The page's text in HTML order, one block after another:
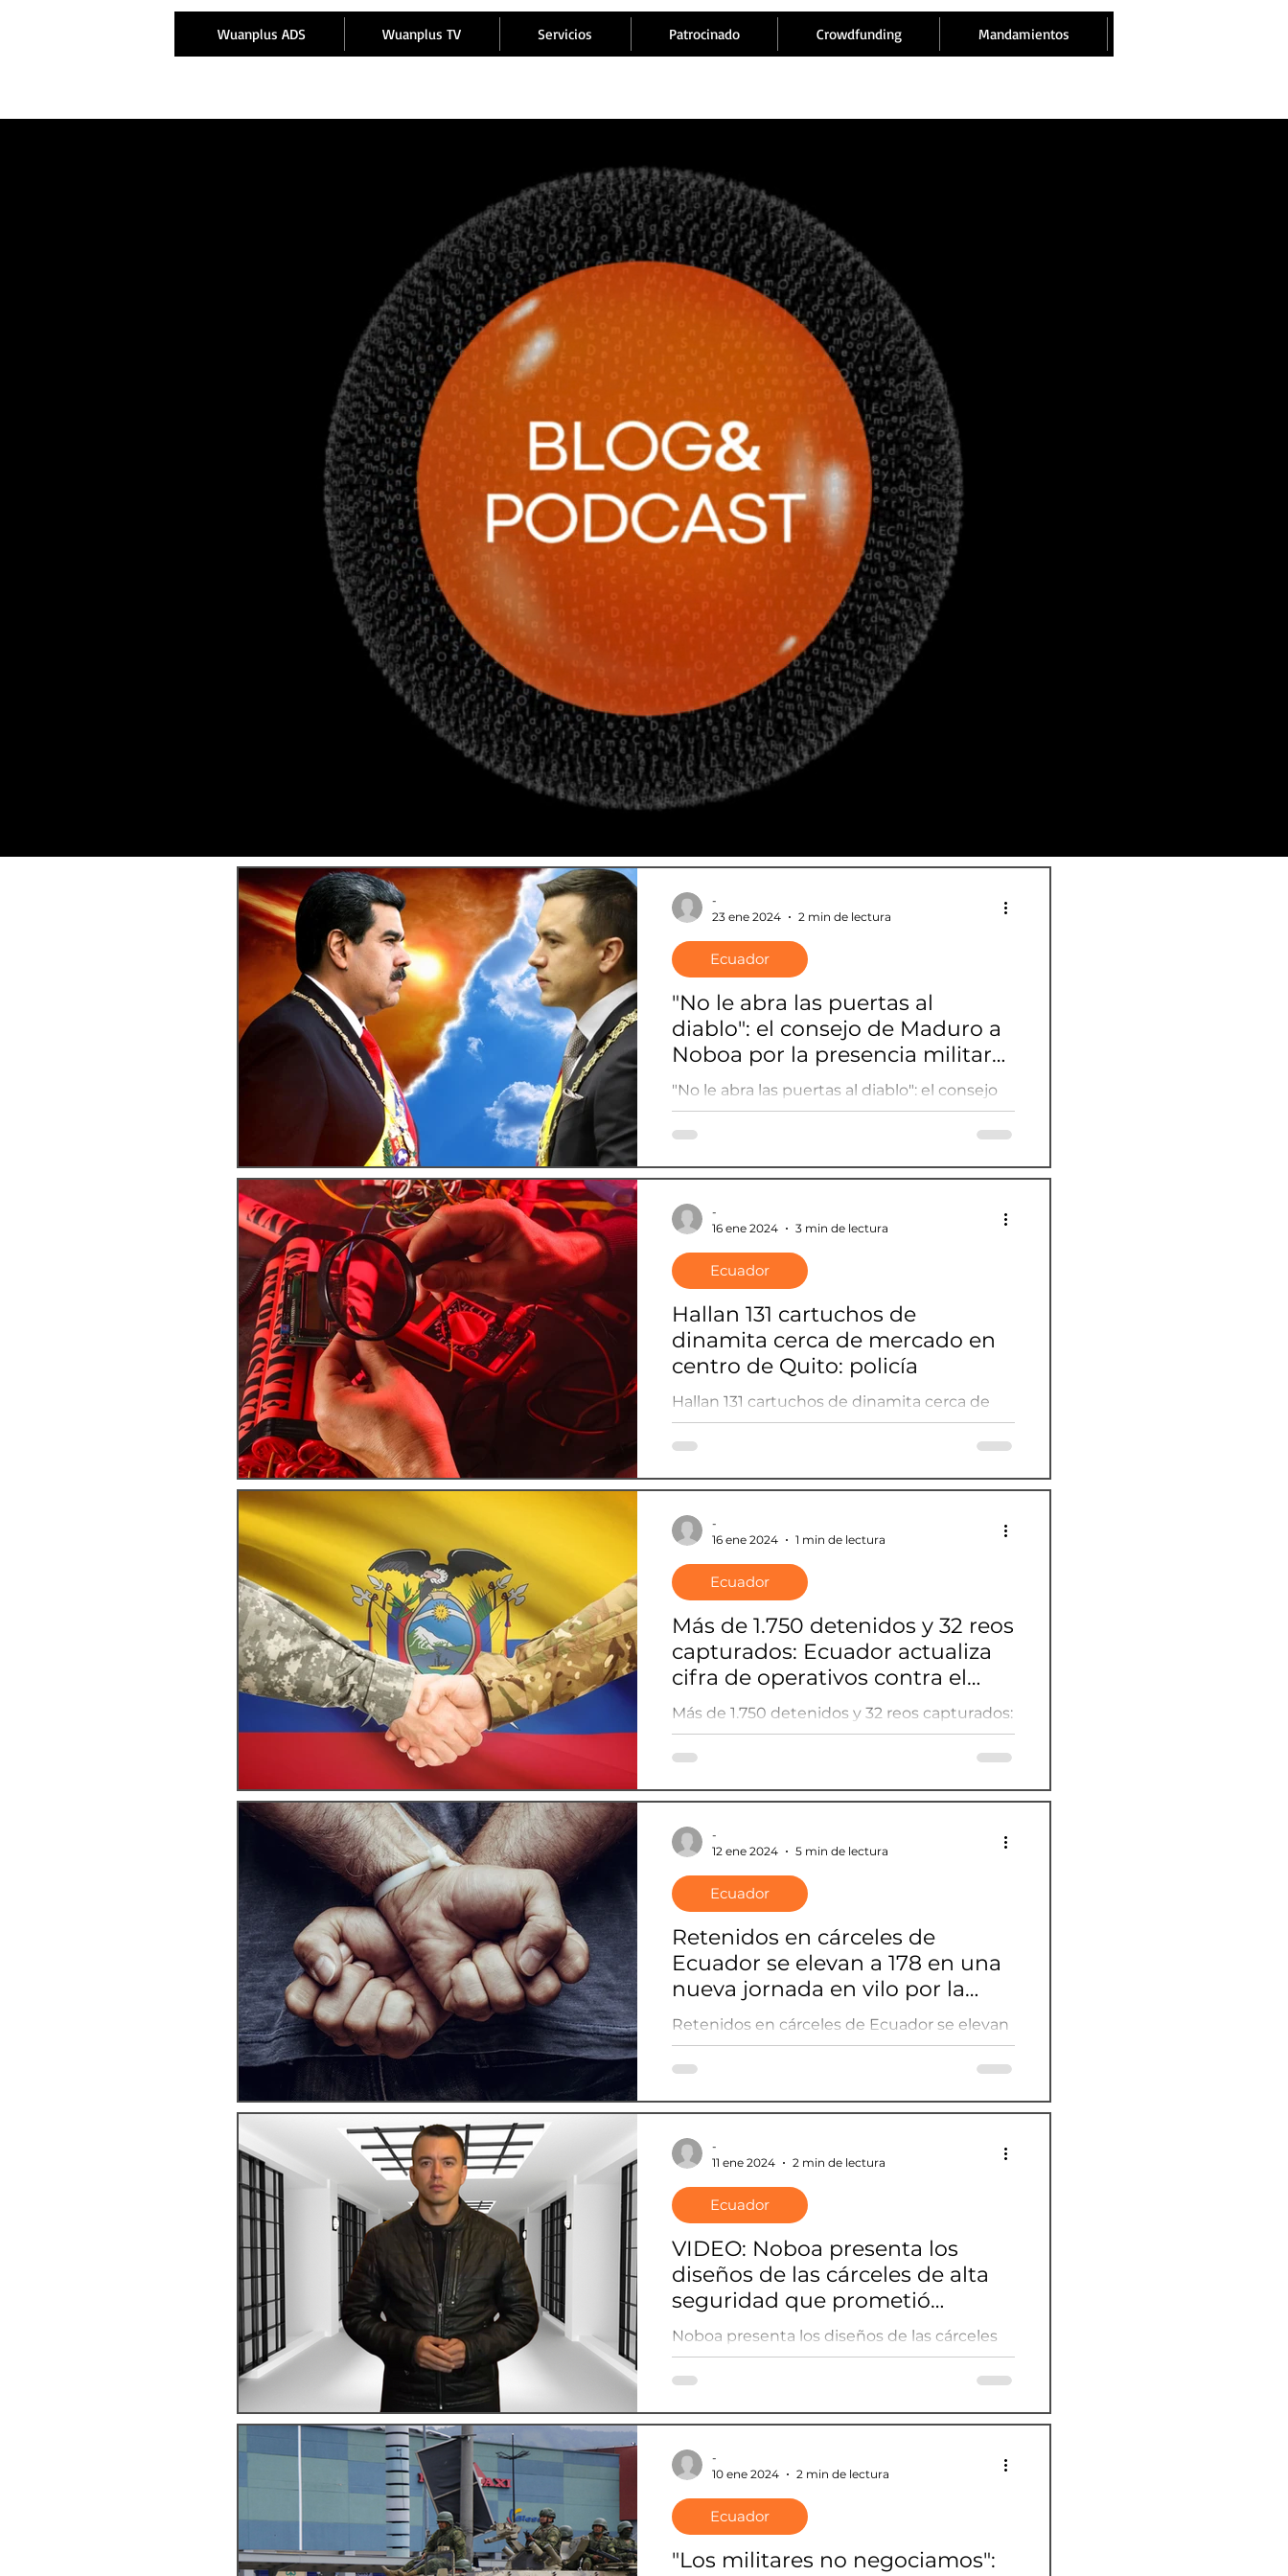
Wuanplus ADS Wuanplus TV Servicios Patrocinado Crowdfunding Mandamientos
"No le abra las puertas al
diablo": el consejo de Maduro a
Noboa por la presencia militar
de EE.UU. en Ecuador
"No le abra las puertas al diablo": el consejo
de Maduro a Noboa por la presencia militar
de EE.UU. en Ecuador.
Ecuador
-
23 ene 2024
2 min de lectura
Hallan 131 cartuchos de
dinamita cerca de mercado en
centro de Quito: policía
Hallan 131 cartuchos de dinamita cerca de
mercado en centro de Quito: policía
Ecuador
-
16 ene 2024
3 min de lectura
Más de 1.750 detenidos y 32 reos
capturados: Ecuador actualiza
cifra de operativos contra el
crimen
Más de 1.750 detenidos y 32 reos capturados:
Ecuador actualiza cifra de operativos contra
el crimen
Ecuador
-
16 ene 2024
1 min de lectura
Retenidos en cárceles de
Ecuador se elevan a 178 en una
nueva jornada en vilo por la
violencia
Retenidos en cárceles de Ecuador se elevan
a 178 en una nueva jornada en vilo por la
violencia
Ecuador
-
12 ene 2024
5 min de lectura
VIDEO: Noboa presenta los
diseños de las cárceles de alta
seguridad que prometió
construir en Ecuador
Noboa presenta los diseños de las cárceles
de alta seguridad que prometió construir en
Ecuador
Ecuador
-
11 ene 2024
2 min de lectura
"Los militares no negociamos":
Ecuador
-
10 ene 2024
2 min de lectura